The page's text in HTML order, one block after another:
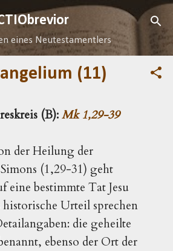
zum Hauptbereich
eines Neutestamentlers
(11)
(B):Mk 1,29-39
der Heilung der
(1,29-31) geht
eine bestimmte Tat Jesu
historische Urteil sprechen
die geheilte
ebenso der Ort der